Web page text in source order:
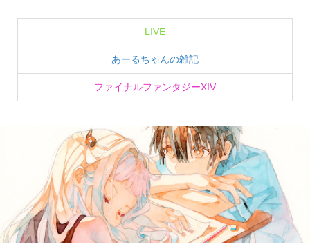
LIVE
あーるちゃんの雑記
ファイナルファンタジーXIV